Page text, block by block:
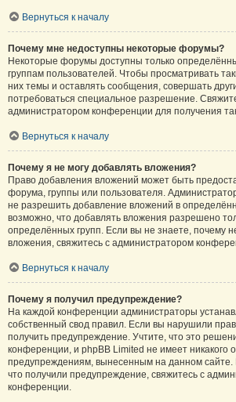
Вернуться к началу
Почему мне недоступны некоторые форумы?
Некоторые форумы доступны только
группам пользователей. Чтобы просматривать
них темы и оставлять сообщения, совершать
потребоваться специальное разрешение.
администратором конференции для получения
Вернуться к началу
Почему я не могу добавлять вложения?
Право добавления вложений может быть
форума, группы или пользователя.
не разрешить добавление вложений в
возможно, что добавлять вложения разрешено
определённых групп. Если вы не знаете, почему
вложения, свяжитесь с администратором
Вернуться к началу
Почему я получил предупреждение?
На каждой конференции администраторы
собственный свод правил. Если вы нарушили
получить предупреждение. Учтите, что это
конференции, и phpBB Limited не имеет никакого
предупреждениям, вынесенным на данном сайте.
что получили предупреждение, свяжитесь с
конференции.